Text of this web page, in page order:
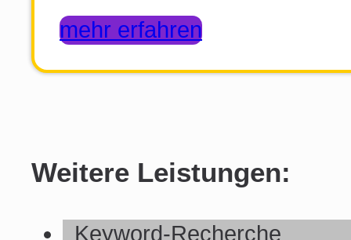
mehr erfahren
Weitere Leistungen:
Keyword-Recherche